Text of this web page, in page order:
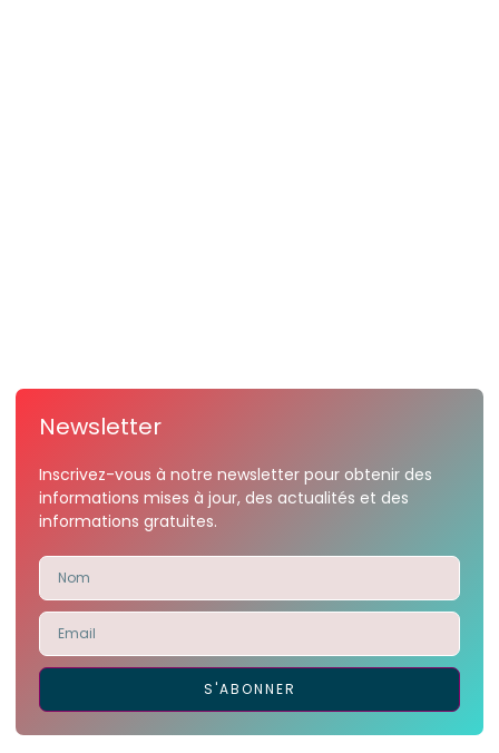
Newsletter
Inscrivez-vous à notre newsletter pour obtenir des
informations mises à jour, des actualités et des
informations gratuites.
S'ABONNER